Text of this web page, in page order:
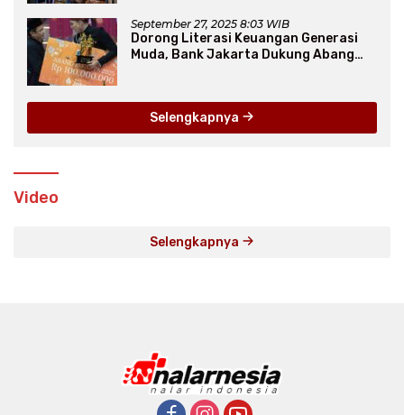
September 27, 2025 8:03 WIB
Dorong Literasi Keuangan Generasi
Muda, Bank Jakarta Dukung Abang
Selengkapnya
Video
Selengkapnya